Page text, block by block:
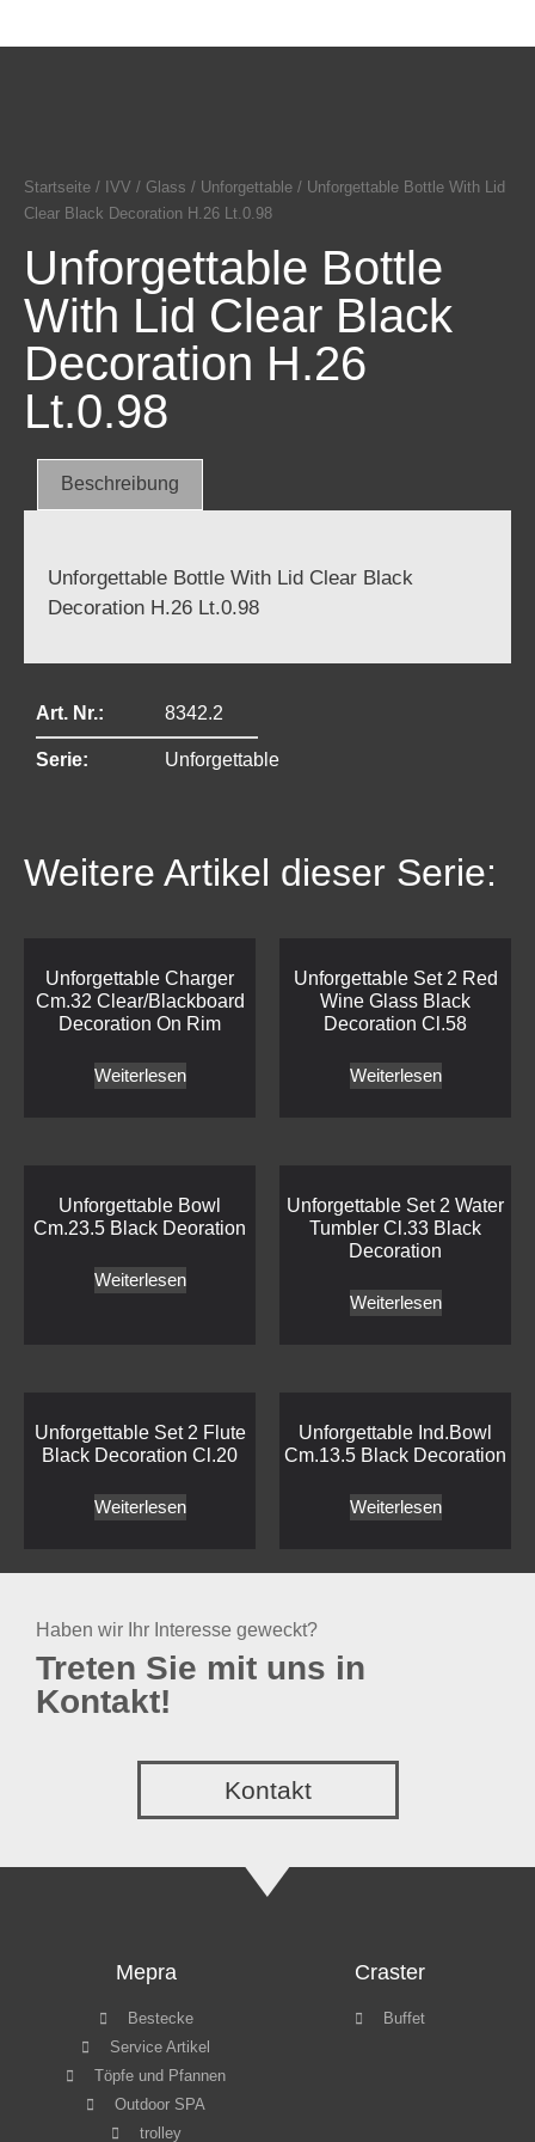
Startseite / IVV / Glass / Unforgettable / Unforgettable Bottle With Lid
Clear Black Decoration H.26 Lt.0.98
Unforgettable Bottle
With Lid Clear Black
Decoration H.26
Lt.0.98
Beschreibung
Unforgettable Bottle With Lid Clear Black
Decoration H.26 Lt.0.98
Art. Nr.: 8342.2
Serie: Unforgettable
Weitere Artikel dieser Serie:
Unforgettable Charger
Cm.32 Clear/Blackboard
Decoration On Rim
Weiterlesen
Unforgettable Set 2 Red
Wine Glass Black
Decoration Cl.58
Weiterlesen
Unforgettable Bowl
Cm.23.5 Black Deoration
Weiterlesen
Unforgettable Set 2 Water
Tumbler Cl.33 Black
Decoration
Weiterlesen
Unforgettable Set 2 Flute
Black Decoration Cl.20
Weiterlesen
Unforgettable Ind.Bowl
Cm.13.5 Black Decoration
Weiterlesen
Haben wir Ihr Interesse geweckt?
Treten Sie mit uns in
Kontakt!
Kontakt
Mepra
Bestecke
Service Artikel
Töpfe und Pfannen
Outdoor SPA
trolley
Craster
Buffet